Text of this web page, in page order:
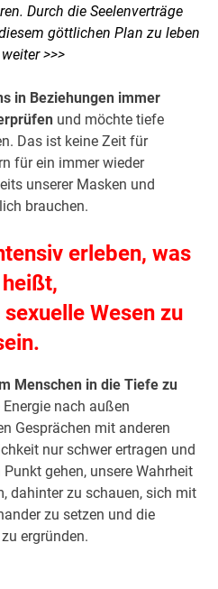
Durch die Seelenverträge
göttlichen Plan zu leben
>>>
in Beziehungen immer
und möchte tiefe
Das ist keine Zeit für
für ein immer wieder
unserer Masken und
brauchen.
erleben, was
Wesen zu
Menschen in die Tiefe zu
nach außen
Gesprächen mit anderen
nur schwer ertragen und
gehen, unsere Wahrheit
dahinter zu schauen, sich mit
zu setzen und die
ergründen.